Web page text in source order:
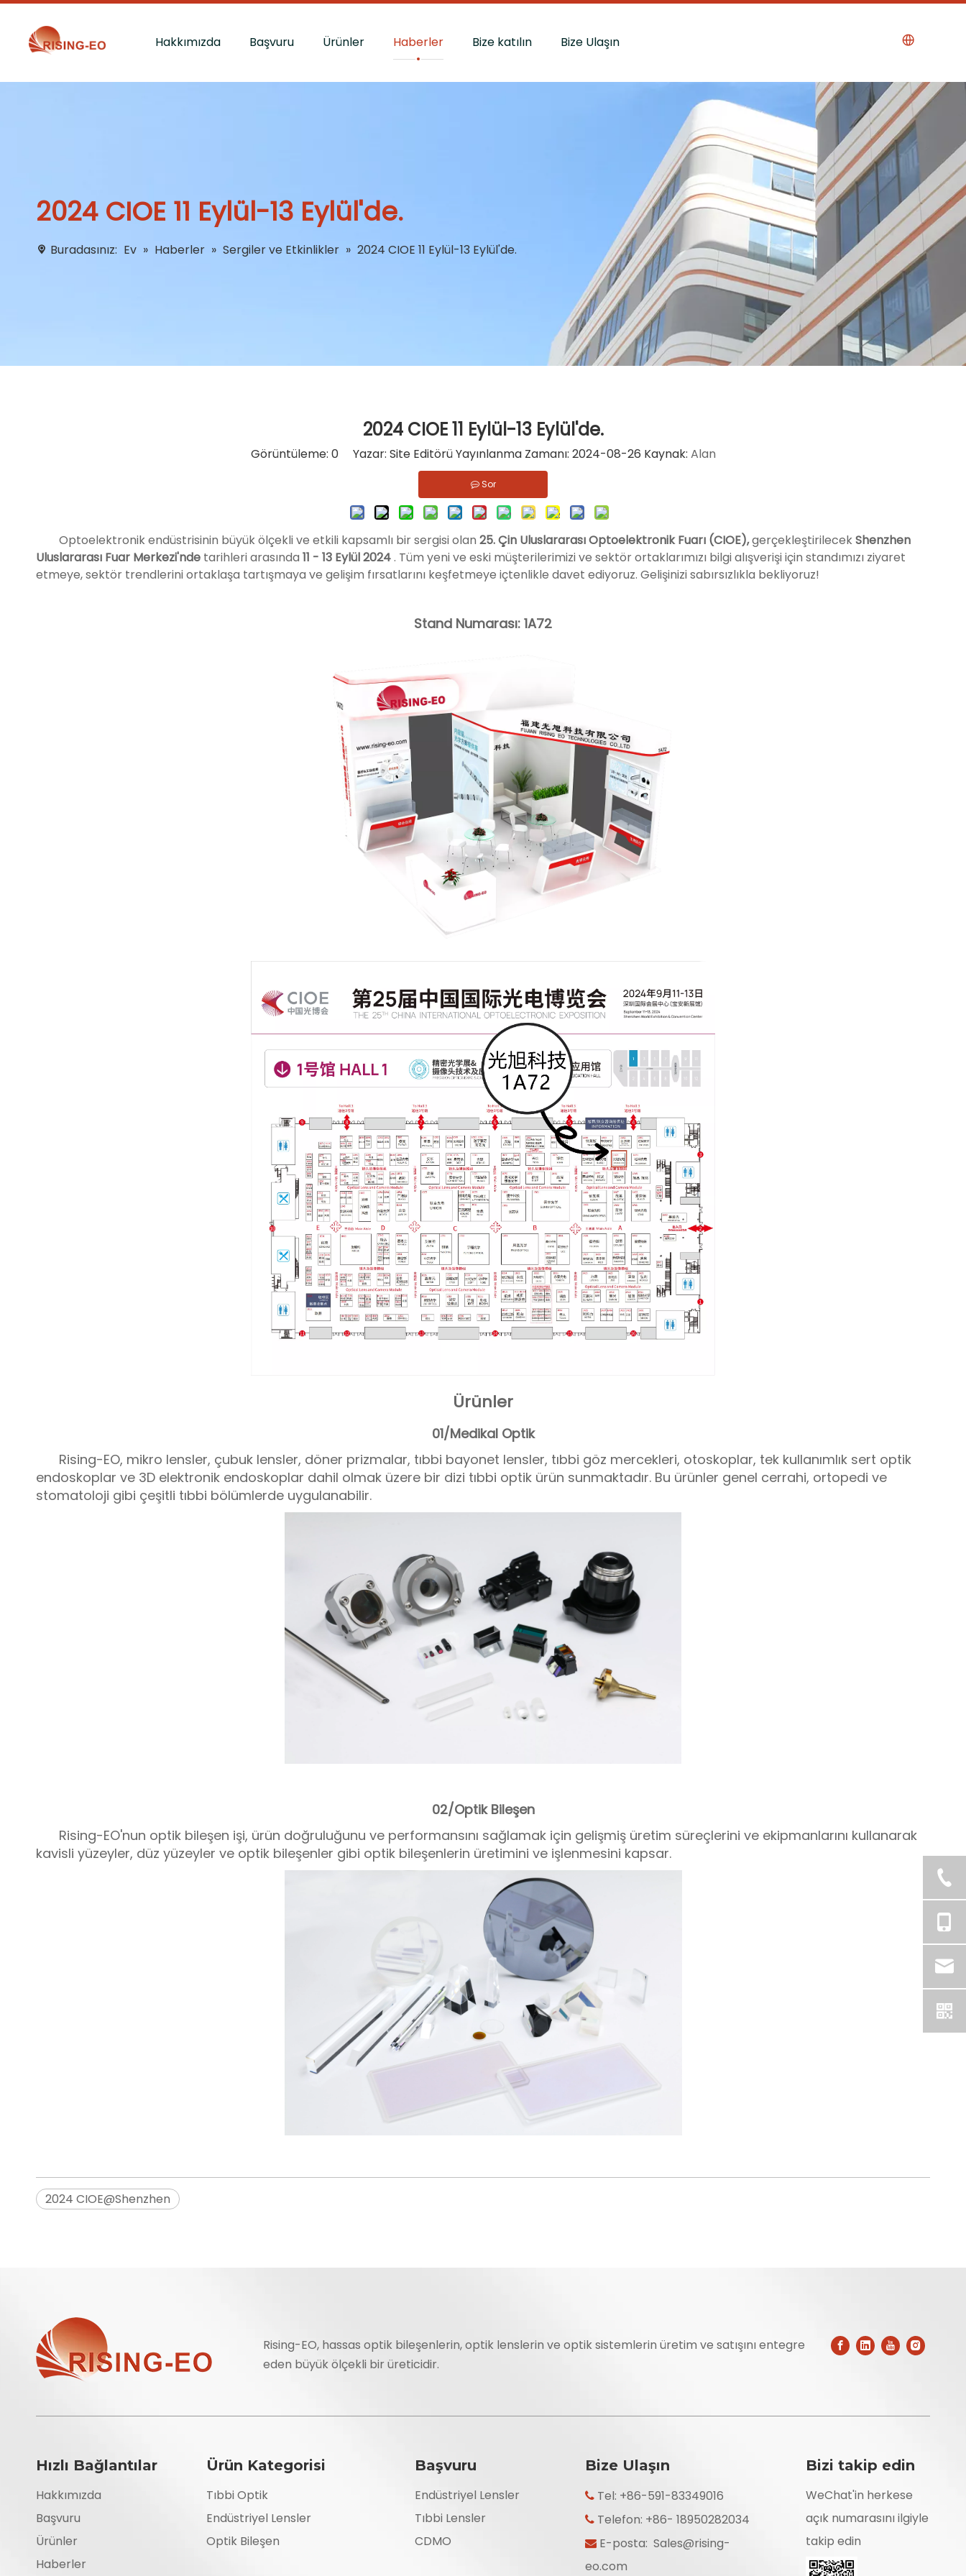
Hakkımızda Başvuru Ürünler Haberler Bize katılın Bize Ulaşın
2024 CIOE 11 Eylül-13 Eylül'de.
Buradasınız: Ev » Haberler » Sergiler ve Etkinlikler » 2024 CIOE 11 Eylül-13 Eylül'de.
2024 CIOE 11 Eylül-13 Eylül'de.
Görüntüleme: 0Yazar: Site Editörü Yayınlanma Zamanı: 2024-08-26 Kaynak: Alan
Sor
Optoelektronik endüstrisinin büyük ölçekli ve etkili kapsamlı bir sergisi olan 25. Çin Uluslararası Optoelektronik Fuarı (CIOE),gerçekleştirilecekShenzhen
Uluslararası Fuar Merkezi'nde tarihleri ​​arasında 11 - 13 Eylül 2024. Tüm yeni ve eski müşterilerimizi ve sektör ortaklarımızı bilgi alışverişi için standımızı ziyaret
etmeye, sektör trendlerini ortaklaşa tartışmaya ve gelişim fırsatlarını keşfetmeye içtenlikle davet ediyoruz. Gelişinizi sabırsızlıkla bekliyoruz!
Stand Numarası: 1A72
Ürünler
01/Medikal Optik
Rising-EO, mikro lensler, çubuk lensler, döner prizmalar, tıbbi bayonet lensler, tıbbi göz mercekleri, otoskoplar, tek kullanımlık sert optik
endoskoplar ve 3D elektronik endoskoplar dahil olmak üzere bir dizi tıbbi optik ürün sunmaktadır. Bu ürünler genel cerrahi, ortopedi ve
stomatoloji gibi çeşitli tıbbi bölümlerde uygulanabilir.
02/Optik Bileşen
Rising-EO'nun optik bileşen işi, ürün doğruluğunu ve performansını sağlamak için gelişmiş üretim süreçlerini ve ekipmanlarını kullanarak
kavisli yüzeyler, düz yüzeyler ve optik bileşenler gibi optik bileşenlerin üretimini ve işlenmesini kapsar.
2024 CIOE@Shenzhen
Rising-EO, hassas optik bileşenlerin, optik lenslerin ve optik sistemlerin üretim ve satışını entegre
eden büyük ölçekli bir üreticidir.
Hızlı Bağlantılar
Hakkımızda
Başvuru
Ürünler
Haberler
Ürün Kategorisi
Tıbbi Optik
Endüstriyel Lensler
Optik Bileşen
Başvuru
Endüstriyel Lensler
Tıbbi Lensler
CDMO
Bize Ulaşın
 Tel: +86-591-83349016
 Telefon: +86- 18950282034
E-posta: Sales@rising-
eo.com
Bizi takip edin
WeChat'in herkese
açık numarasını ilgiyle
takip edin